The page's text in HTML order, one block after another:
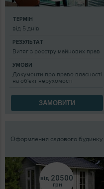
ТЕРМІН
від 5 днів
РЕЗУЛЬТАТ
Витяг з реєстру майнових прав
УМОВИ
Документи про право власності
на об'єкт нерухомості
ЗАМОВИТИ
Оформлення садового будинку
від 20500
грн